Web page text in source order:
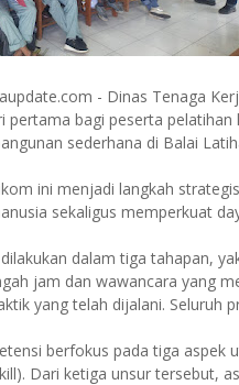
- Dinas Tenaga
pertama bagi peserta pelatihan
sederhana di Balai
ini menjadi langkah
sekaligus memperkuat
dalam tiga tahapan,
jam dan wawancara yang
yang telah dijalani. Seluruh
berfokus pada tiga aspek
Dari ketiga unsur tersebut,